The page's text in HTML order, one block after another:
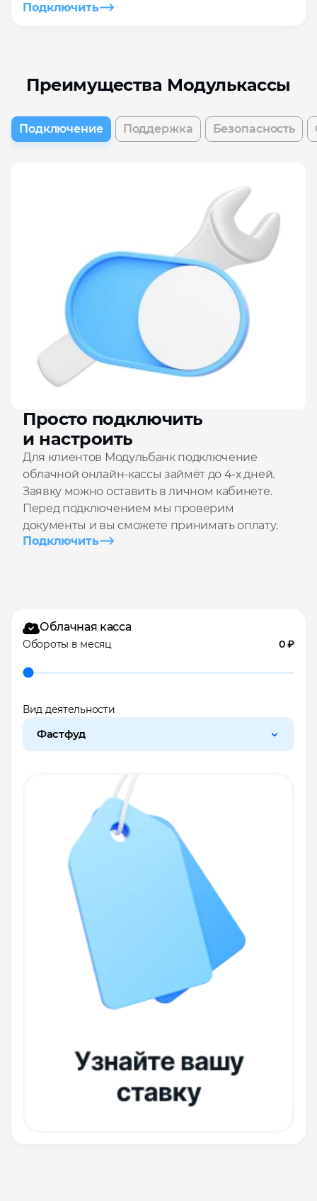
Подключить
Преимущества Модулькассы
Подключение Поддержка Безопасность
Просто подключить
и настроить
Для клиентов Модульбанк подключение
облачной онлайн-кассы займёт до 4-х дней.
Заявку можно оставить в личном кабинете.
Перед подключением мы проверим
документы и вы сможете принимать оплату.
Подключить
Облачная касса
Обороты в месяц 0 ₽
Вид деятельности
Фастфуд